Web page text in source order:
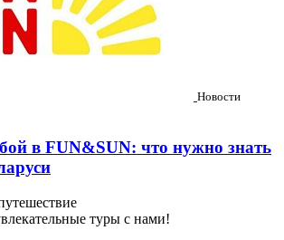
Новости
в FUN&SUN: что нужно знать
туры с нами!